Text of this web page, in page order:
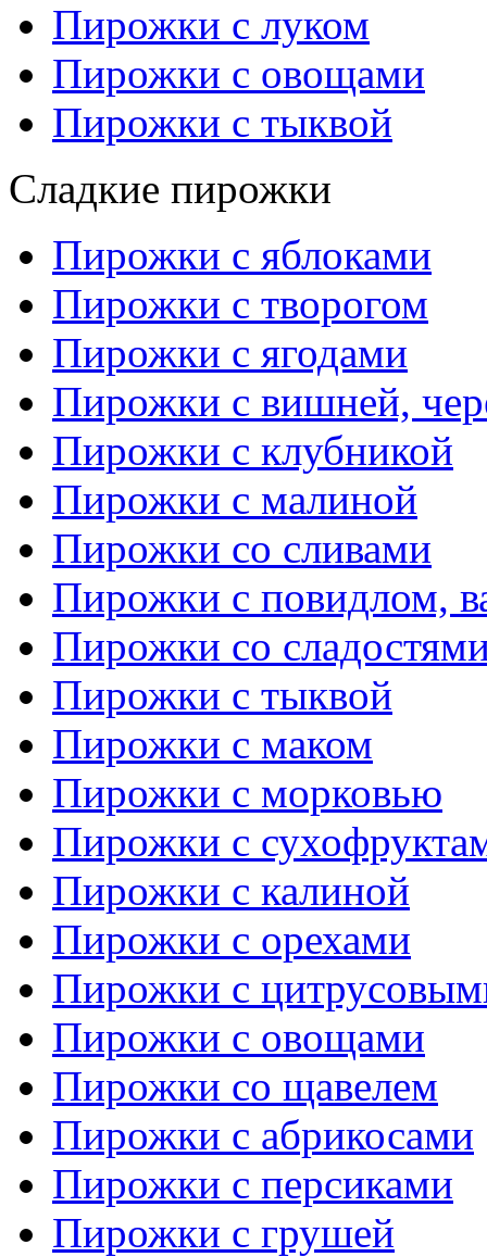
Пирожки с луком
Пирожки с овощами
Пирожки с тыквой
Сладкие пирожки
Пирожки с яблоками
Пирожки с творогом
Пирожки с ягодами
Пирожки с вишней,
Пирожки с клубникой
Пирожки с малиной
Пирожки со сливами
Пирожки с повидлом,
Пирожки со
Пирожки с тыквой
Пирожки с маком
Пирожки с морковью
Пирожки с
Пирожки с калиной
Пирожки с орехами
Пирожки с
Пирожки с овощами
Пирожки со щавелем
Пирожки с абрикосами
Пирожки с персиками
Пирожки с грушей